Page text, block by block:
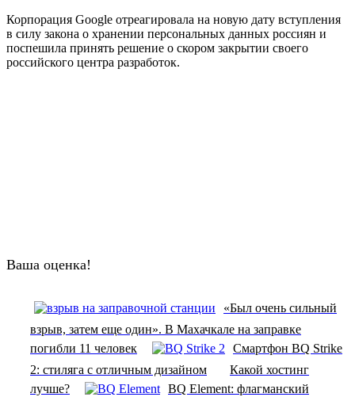
Корпорация Google отреагировала на новую дату вступления
в силу закона о хранении персональных данных россиян и
поспешила принять решение о скором закрытии своего
российского центра разработок.
Ваша оценка!
«Был очень сильный
взрыв, затем еще один». В Махачкале на заправке
погибли 11 человек
Смартфон BQ Strike
2: стиляга с отличным дизайном
Какой хостинг
лучше?
BQ Element: флагманский